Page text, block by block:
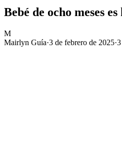
Bebé de ocho meses
M
Mairlyn Guía·3 de febrero de 2025·3